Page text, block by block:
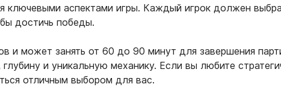
ключевыми аспектами игры. Каждый игрок должен
достичь победы.
и может занять от 60 до 90 минут для завершения
и уникальную механику. Если вы любите
отличным выбором для вас.